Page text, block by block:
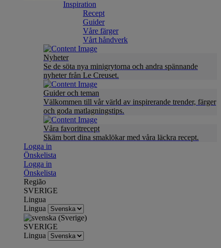
Inspiration
Recept
Guider
Våre färger
Vårt håndverk
Nyheter
Se de söta nya minigrytorna och andra spännande
nyheter från Le Creuset.
Guider och teman
Välkommen till vår värld av inspirerande trender, färger
och goda matlagningstips.
Våra favoritrecept
Skäm bort dina smaklökar med våra läckra recept.
Logga in
Önskelista
Logga in
Önskelista
Região
SVERIGE
Lingua
Lingua
SVERIGE
Lingua